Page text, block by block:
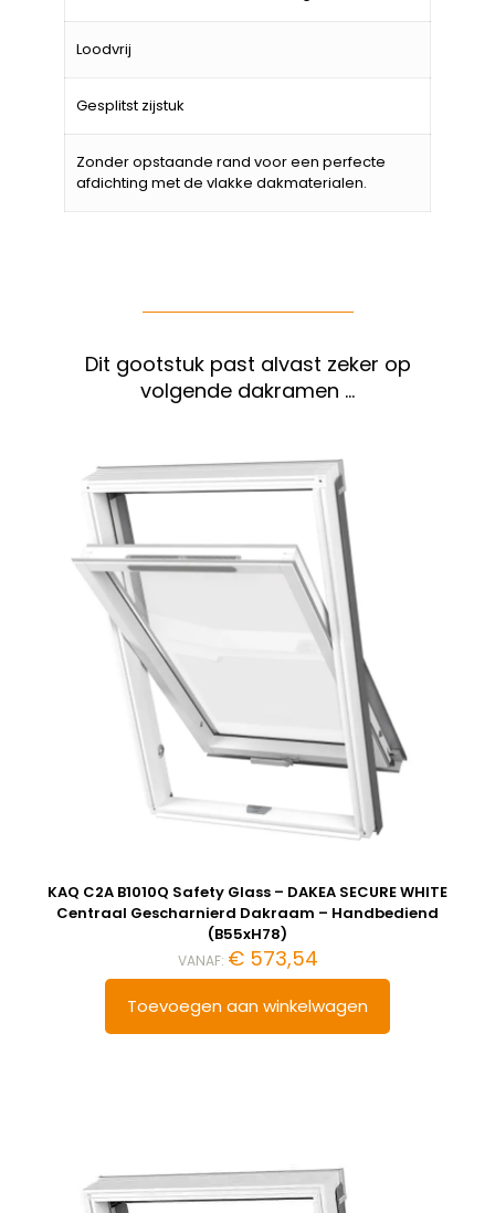
Loodvrij
Gesplitst zijstuk
Zonder opstaande rand voor een perfecte
afdichting met de vlakke dakmaterialen.
Dit gootstuk past alvast zeker op
volgende dakramen …
KAQ C2A B1010Q Safety Glass – DAKEA SECURE WHITE
Centraal Gescharnierd Dakraam – Handbediend
(B55xH78)
VANAF: €573,54
Toevoegen aan winkelwagen